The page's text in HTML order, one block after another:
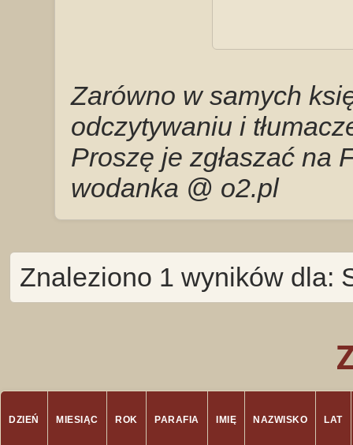
Zarówno w samych
odczytywaniu i
Proszę je zgłaszać na
wodanka @ o2.pl
Znaleziono 1 wyników dla:
DZIEŃ MIESIĄC ROK PARAFIA IMIĘ NAZWISKO LAT